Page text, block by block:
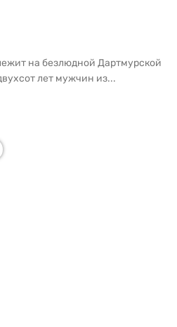
на безлюдной Дартмурской
лет мужчин из...